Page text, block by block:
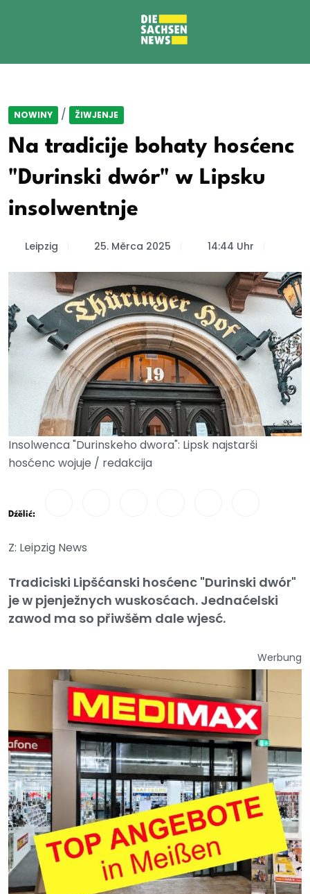
NOWINY / ŽIWJENJE
Na tradicije bohaty hosćenc
"Durinski dwór" w Lipsku
insolwentnje
Leipzig 25. Měrca 2025 14:44 Uhr
Insolwenca "Durinskeho dwora": Lipsk najstarši
hosćenc wojuje / redakcija
Dźělić:
Z: Leipzig News
Tradiciski Lipšćanski hosćenc "Durinski dwór"
je w pjenježnych wuskosćach. Jednaćelski
zawod ma so přiwšěm dale wjesć.
Werbung